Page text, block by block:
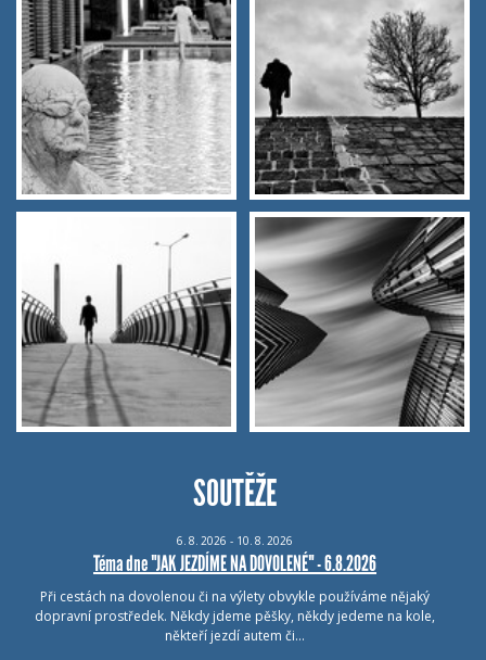
SOUTĚŽE
6. 8. 2026 - 10. 8. 2026
Téma dne "JAK JEZDÍME NA DOVOLENÉ" - 6.8.2026
Při cestách na dovolenou či na výlety obvykle používáme nějaký
dopravní prostředek. Někdy jdeme pěšky, někdy jedeme na kole,
někteří jezdí autem či…